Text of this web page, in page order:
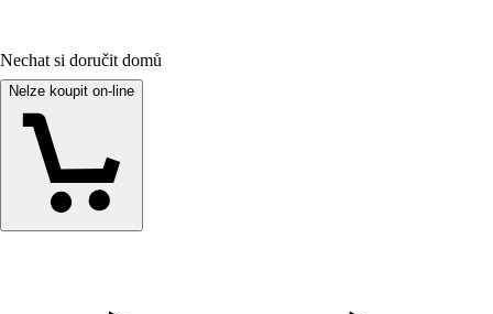
Nechat si doručit domů
Nelze koupit on-line